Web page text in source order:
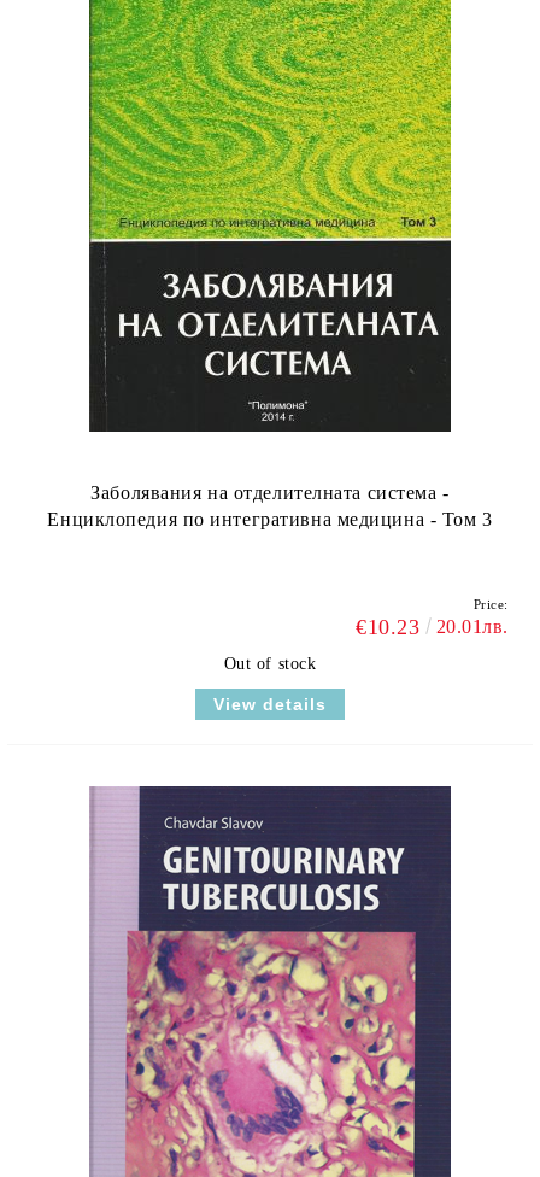
Заболявания на отделителната система -
Енциклопедия по интегративна медицина - Том 3
Price:
€10.23 20.01лв.
Out of stock
View details